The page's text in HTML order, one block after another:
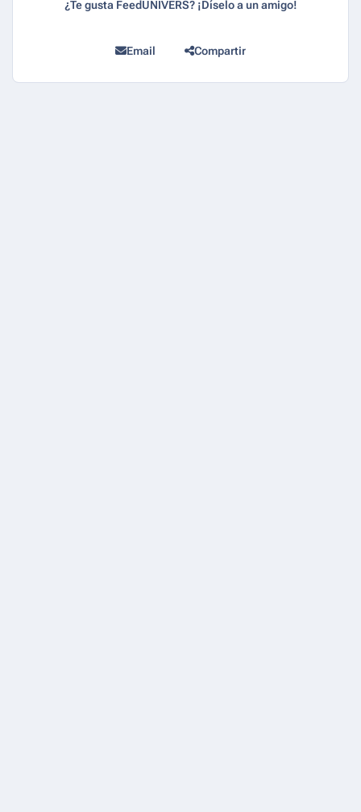
¿Te gusta FeedUNIVERS? ¡Díselo a un amigo!
Email Compartir